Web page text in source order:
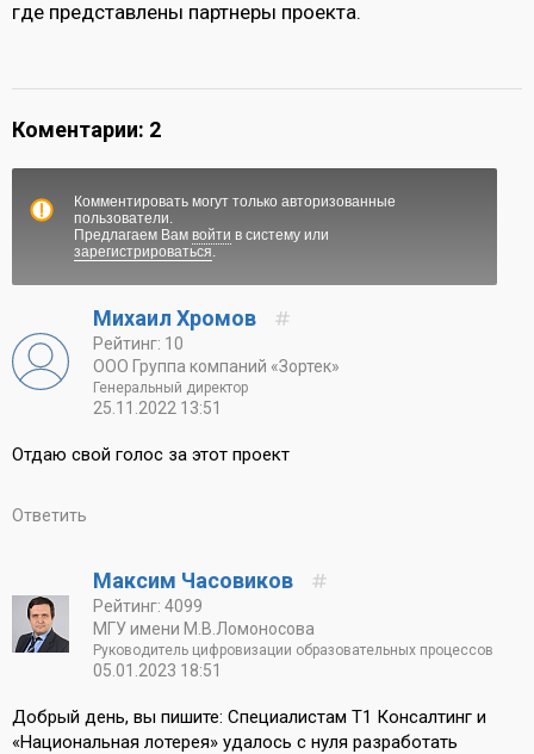
где представлены партнеры проекта.
Коментарии: 2
Комментировать могут только авторизованные
пользователи.
Предлагаем Вам войти в систему или
зарегистрироваться
Михаил Хромов
Рейтинг: 10
ООО Группа компаний «Зортек»
Генеральный директор
25.11.2022 13:51
Отдаю свой голос за этот проект
Ответить
Максим Часовиков
Рейтинг: 4099
МГУ имени М.В.Ломоносова
Руководитель цифровизации образовательных процессов
05.01.2023 18:51
Добрый день, вы пишите: Специалистам Т1 Консалтинг и
«Национальная лотерея» удалось с нуля разработать